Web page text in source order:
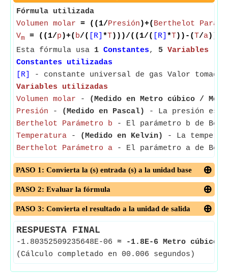
Fórmula utilizada
Volumen molar = ((1/Presión )+( Berthelot
Vm = ((1/p )+( b/( [R] *T)))/((1/( [R] *T))-(T/a))
Esta fórmula usa 1 Constantes, 5 Variables
Constantes utilizadas
[R]
- constante universal de gas Valor tomado
Variables utilizadas
Volumen molar -
(Medido en Metro cúbico /
Presión - (Medido en Pascal)
- La presión es
Berthelot Parámetro b - El parámetro b de
Temperatura - (Medido en Kelvin)
- La
Berthelot Parámetro a - El parámetro a de
PASO 1: Convierta la (s) entrada (s) a la unidad base
PASO 2: Evaluar la fórmula
PASO 3: Convierta el resultado a la unidad de salida
RESPUESTA FINAL
-1.80352509235648E-06 ≈
-1.8E-6 Metro cúbico /
(Cálculo completado en 00.006 segundos)